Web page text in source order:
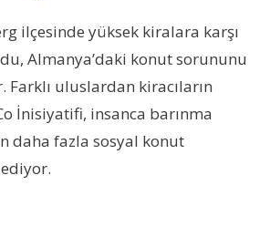
ilçesinde yüksek kiralara karşı
Almanya’daki konut sorununu
Farklı uluslardan kiracıların
İnisiyatifi, insanca barınma
daha fazla sosyal konut